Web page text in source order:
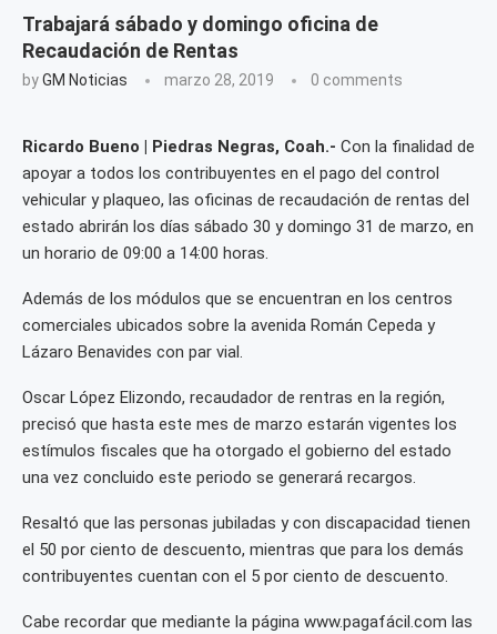
Trabajará sábado y domingo oficina de
Recaudación de Rentas
byGM Noticias marzo 28, 2019 0 comments
Ricardo Bueno | Piedras Negras, Coah.- Con la finalidad de
apoyar a todos los contribuyentes en el pago del control
vehicular y plaqueo, las oficinas de recaudación de rentas del
estado abrirán los días sábado 30 y domingo 31 de marzo, en
un horario de 09:00 a 14:00 horas.
Además de los módulos que se encuentran en los centros
comerciales ubicados sobre la avenida Román Cepeda y
Lázaro Benavides con par vial.
Oscar López Elizondo, recaudador de rentras en la región,
precisó que hasta este mes de marzo estarán vigentes los
estímulos fiscales que ha otorgado el gobierno del estado
una vez concluido este periodo se generará recargos.
Resaltó que las personas jubiladas y con discapacidad tienen
el 50 por ciento de descuento, mientras que para los demás
contribuyentes cuentan con el 5 por ciento de descuento.
Cabe recordar que mediante la página www.pagafácil.com las